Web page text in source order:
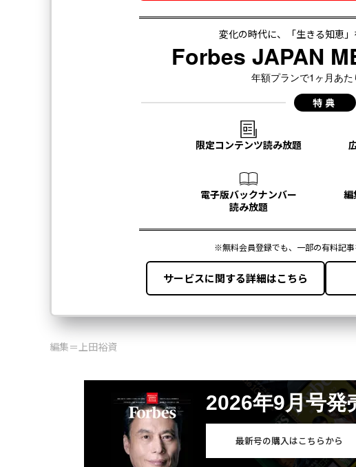
編集＝上田裕資
2026年9月号発
最新号の購入はこちらから